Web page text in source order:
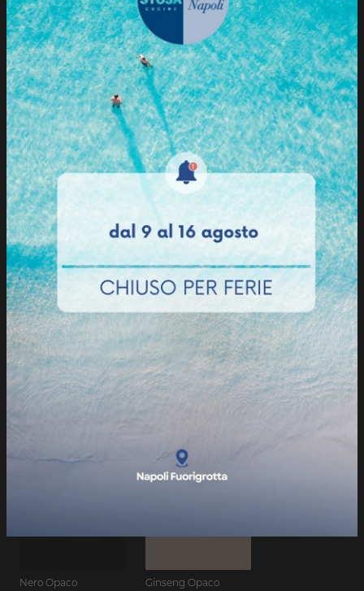
Cachemere Lucido Cachemere Opaco
Grigio Fumo Opaco Grigio Freddo Opaco
Nebbia Opaco
Nero Opaco Ginseng Opaco